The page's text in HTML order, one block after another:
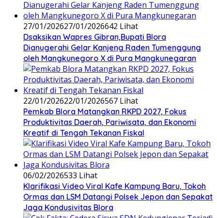
27/01/202627/01/2026642 Lihat
‎Dsaksikan Wapres Gibran,Bupati Blora
Dianugerahi Gelar Kanjeng Raden Tumenggung
oleh Mangkunegoro X di Pura Mangkunegaran
22/01/202622/01/2026567 Lihat
‎Pemkab Blora Matangkan RKPD 2027, Fokus
Produktivitas Daerah, Pariwisata, dan Ekonomi
Kreatif di Tengah Tekanan Fiskal
06/02/2026533 Lihat
‎Klarifikasi Video Viral Kafe Kampung Baru, Tokoh
Ormas dan LSM Datangi Polsek Jepon dan Sepakat
Jaga Kondusivitas Blora